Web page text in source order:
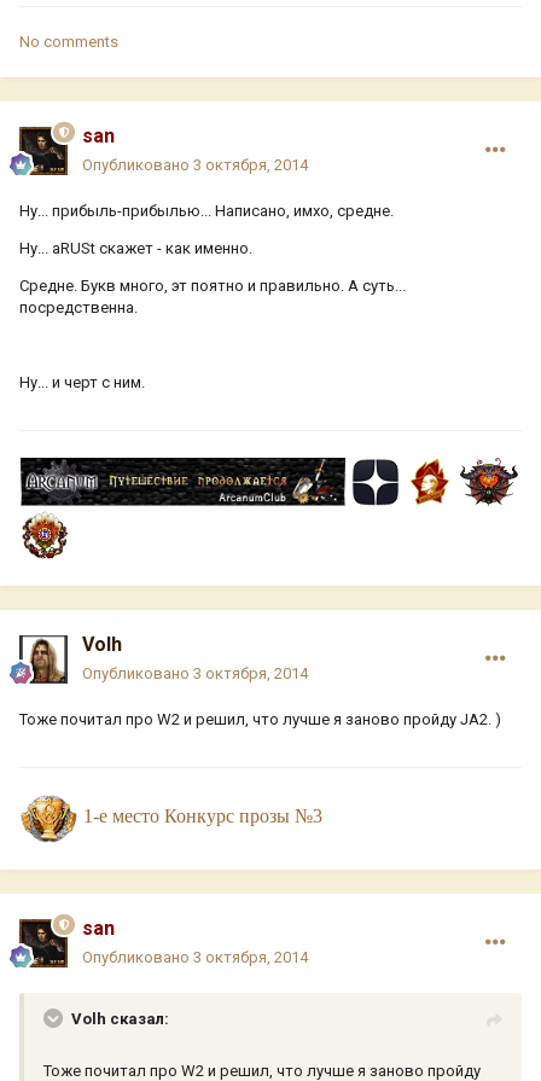
No comments
san
Опубликовано 3 октября, 2014
Ну... прибыль-прибылью... Написано, имхо, средне.
Ну... aRUSt скажет - как именно.
Средне. Букв много, эт поятно и правильно. А суть...
посредственна.
Ну... и черт с ним.
Volh
Опубликовано 3 октября, 2014
Тоже почитал про W2 и решил, что лучше я заново пройду JA2. )
1-е место Конкурс прозы №3
san
Опубликовано 3 октября, 2014
Volh сказал:
Тоже почитал про W2 и решил, что лучше я заново пройду